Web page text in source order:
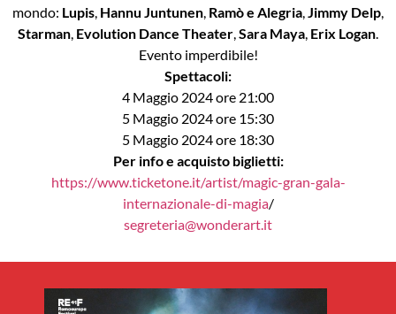
mondo: Lupis, Hannu Juntunen, Ramò e Alegria,Jimmy Delp,
Starman, Evolution Dance Theater,Sara Maya, Erix Logan.
Evento imperdibile!
Spettacoli:
4 Maggio 2024 ore 21:00
5 Maggio 2024 ore 15:30
5 Maggio 2024 ore 18:30
Per info e acquisto biglietti:
https://www.ticketone.it/artist/magic-gran-gala-
internazionale-di-magia/
segreteria@wonderart.it